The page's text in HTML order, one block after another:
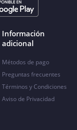
Información
adicional
Métodos de pago
Preguntas frecuentes
Términos y Condiciones
Aviso de Privacidad